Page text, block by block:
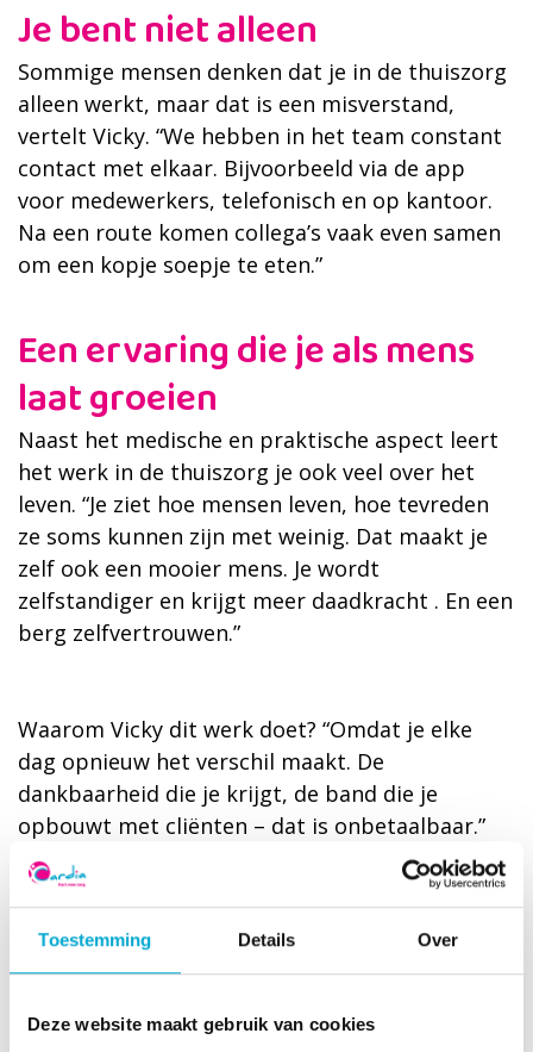
Toestemming Details Over
Deze website maakt gebruik van cookies
Je bent niet alleen
Sommige mensen denken dat je in de thuiszorg
alleen werkt, maar dat is een misverstand,
vertelt Vicky. “We hebben in het team constant
contact met elkaar. Bijvoorbeeld via de app
voor medewerkers, telefonisch en op kantoor.
Na een route komen collega’s vaak even samen
om een kopje soepje te eten.”
Een ervaring die je als mens
laat groeien
Naast het medische en praktische aspect leert
het werk in de thuiszorg je ook veel over het
leven. “Je ziet hoe mensen leven, hoe tevreden
ze soms kunnen zijn met weinig. Dat maakt je
zelf ook een mooier mens. Je wordt
zelfstandiger en krijgt meer daadkracht . En een
berg zelfvertrouwen.”
Waarom Vicky dit werk doet? “Omdat je elke
dag opnieuw het verschil maakt. De
dankbaarheid die je krijgt, de band die je
opbouwt met cliënten – dat is onbetaalbaar.”
Inmiddels zijn ook collega’s Chaandi en
Mohamed bij het gesprek aangeschoven. Zij zijn
hart voor zorg in het thuiszorgteam van Cardia.
nu in mijn werk is of op straat, als iemand hulp